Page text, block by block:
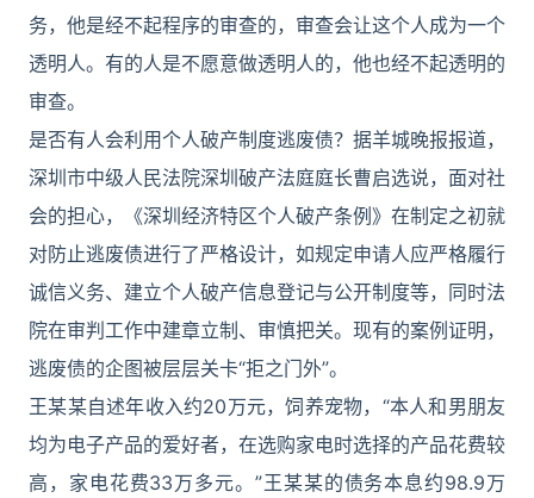
务，他是经不起程序的审查的，审查会让这个人成为一个
透明人。有的人是不愿意做透明人的，他也经不起透明的
审查。
是否有人会利用个人破产制度逃废债？据羊城晚报报道，
深圳市中级人民法院深圳破产法庭庭长曹启选说，面对社
会的担心，《深圳经济特区个人破产条例》在制定之初就
对防止逃废债进行了严格设计，如规定申请人应严格履行
诚信义务、建立个人破产信息登记与公开制度等，同时法
院在审判工作中建章立制、审慎把关。现有的案例证明，
逃废债的企图被层层关卡“拒之门外”。
王某某自述年收入约20万元，饲养宠物，“本人和男朋友
均为电子产品的爱好者，在选购家电时选择的产品花费较
高，家电花费33万多元。”王某某的债务本息约98.9万